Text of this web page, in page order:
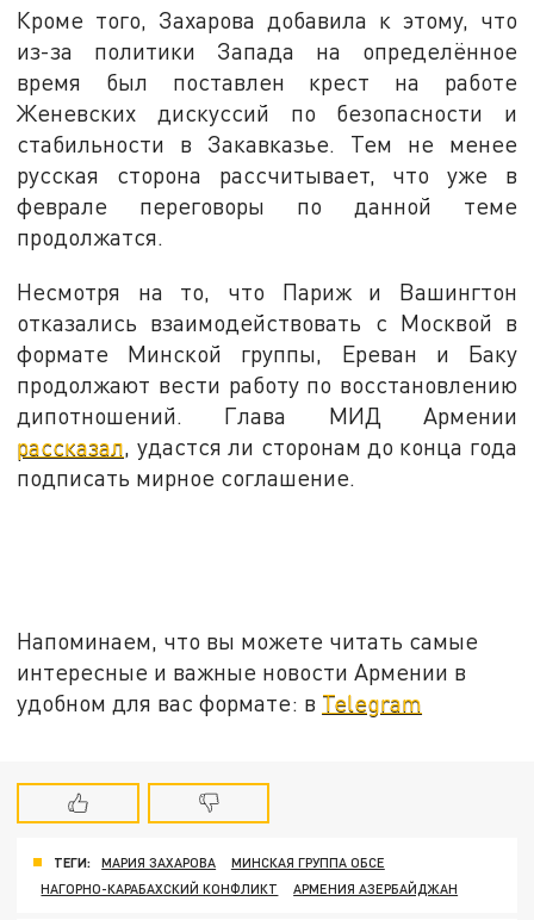
Кроме того, Захарова добавила к этому, что
из-за политики Запада на определённое
время был поставлен крест на работе
Женевских дискуссий по безопасности и
стабильности в Закавказье. Тем не менее
русская сторона рассчитывает, что уже в
феврале переговоры по данной теме
продолжатся.
Несмотря на то, что Париж и Вашингтон
отказались взаимодействовать с Москвой в
формате Минской группы, Ереван и Баку
продолжают вести работу по восстановлению
дипотношений. Глава МИД Армении
рассказал , удастся ли сторонам до конца года
подписать мирное соглашение.
Напоминаем, что вы можете читать самые
интересные и важные новости Армении в
удобном для вас формате: в Telegram
ТЕГИ: МАРИЯ ЗАХАРОВА
МИНСКАЯ ГРУППА ОБСЕ
НАГОРНО-КАРАБАХСКИЙ КОНФЛИКТ
АРМЕНИЯ АЗЕРБАЙДЖАН